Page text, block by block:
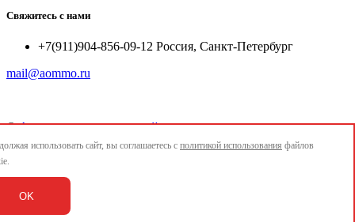
Свяжитесь с нами
+7(911)904-856-09-12 Россия, Санкт-Петербург
mail@aommo.ru
© Ассоциация организаций по реализации национальных
проектов и достижению национальных целей развития
mail@aommo.ru
использовать сайт, вы соглашаетесь с политикой использования файлов
OK